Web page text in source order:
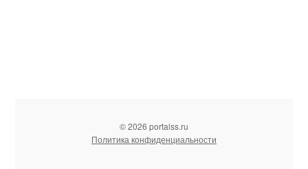
© 2026 portalss.ru
Политика конфиденциальности